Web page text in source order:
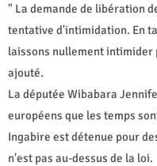
" La demande de libération
tentative d'intimidation. En
laissons nullement
ajouté.
La députée Wibabara
européens que les temps
Ingabire est détenue pour
n'est pas au-dessus de la loi.